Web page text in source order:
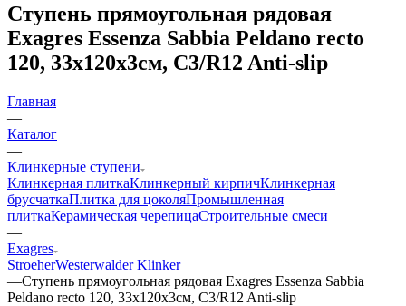
Ступень прямоугольная рядовая
Exagres Essenza Sabbia Peldano recto
120, 33x120x3см, C3/R12 Anti-slip
Главная
—
Каталог
—
Клинкерные ступени
Клинкерная плиткаКлинкерный кирпичКлинкерная
брусчаткаПлитка для цоколяПромышленная
плиткаКерамическая черепицаСтроительные смеси
—
Exagres
StroeherWesterwalder Klinker
—Ступень прямоугольная рядовая Exagres Essenza Sabbia
Peldano recto 120, 33x120x3см, C3/R12 Anti-slip